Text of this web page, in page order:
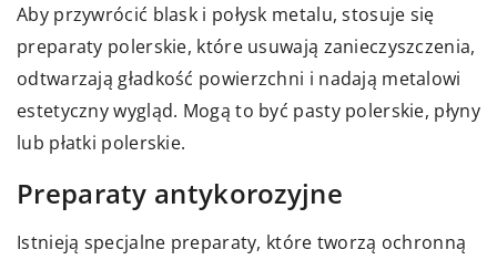
Aby przywrócić blask i połysk metalu, stosuje się
preparaty polerskie, które usuwają zanieczyszczenia,
odtwarzają gładkość powierzchni i nadają metalowi
estetyczny wygląd. Mogą to być pasty polerskie, płyny
lub płatki polerskie.
Preparaty antykorozyjne
Istnieją specjalne preparaty, które tworzą ochronną